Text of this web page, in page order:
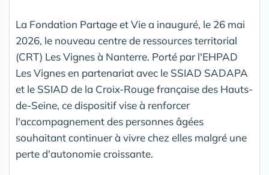
La Fondation Partage et Vie a inauguré, le 26 mai
2026, le nouveau centre de ressources territorial
(CRT) Les Vignes à Nanterre. Porté par l'EHPAD
Les Vignes en partenariat avec le SSIAD SADAPA
et le SSIAD de la Croix-Rouge française des Hauts-
de-Seine, ce dispositif vise à renforcer
l'accompagnement des personnes âgées
souhaitant continuer à vivre chez elles malgré une
perte d'autonomie croissante.